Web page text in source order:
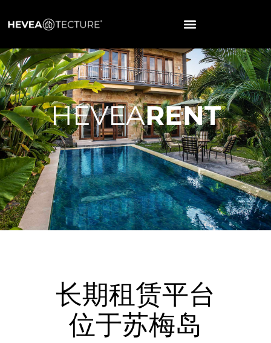
HEVEARENT
长期租赁平台
位于苏梅岛